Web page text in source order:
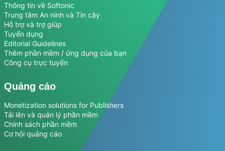
Thông tin về Softonic
Trung tâm An ninh và Tin cậy
Hỗ trợ và trợ giúp
Tuyển dụng
Editorial Guidelines
Thêm phần mềm / ứng dụng của bạn
Công cụ trực tuyến
Quảng cáo
Monetization solutions for Publishers
Tải lên và quản lý phần mềm
Chính sách phần mềm
Cơ hội quảng cáo